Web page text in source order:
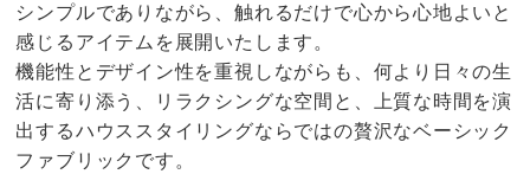
シンプルでありながら、触れるだけで心から心地よいと
感じるアイテムを展開いたします。
機能性とデザイン性を重視しながらも、何より日々の生
活に寄り添う、リラクシングな空間と、上質な時間を演
出するハウススタイリングならではの贅沢なベーシック
ファブリックです。